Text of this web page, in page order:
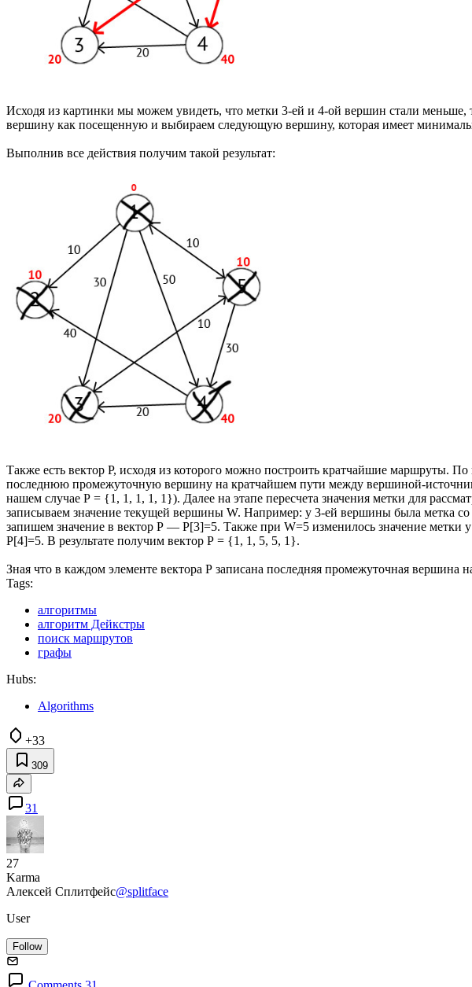
Исходя из картинки мы можем увидеть, что метки 3-ей и 4-ой вершин стали
вершину как посещенную и выбираем следующую вершину, которая имеет
Выполнив все действия получим такой результат:
Также есть вектор Р, исходя из которого можно построить кратчайшие маршруты.
последнюю промежуточную вершину на кратчайшем пути между вершиной-
нашем случае Р = {1, 1, 1, 1, 1}). Далее на этапе пересчета значения метки для
записываем значение текущей вершины W. Например: у 3-ей вершины была метка
запишем значение в вектор Р — Р[3]=5. Также при W=5 изменилось значение
P[4]=5. В результате получим вектор Р = {1, 1, 5, 5, 1}.
Зная что в каждом элементе вектора Р записана последняя промежуточная
Tags:
алгоритмы
алгоритм Дейкстры
поиск маршрутов
графы
Hubs:
Algorithms
+33
309
31
27
Karma
Алексей Сплитфейс@splitface
User
Follow